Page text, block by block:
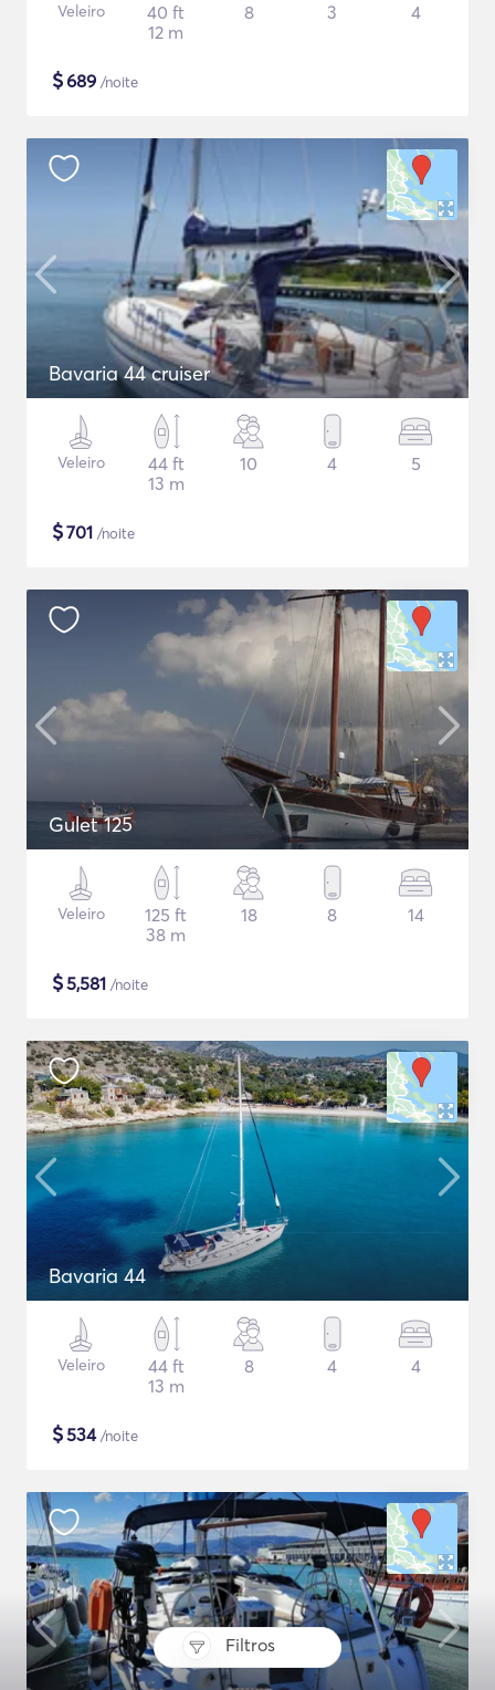
Filtros
Veleiro
40 ft
12 m
8 3 4
$689 /noite
Bavaria 44 cruiser
Veleiro
44 ft
13 m
10 4 5
$701 /noite
Gulet 125
Veleiro
125 ft
38 m
18 8 14
$5,581 /noite
Bavaria 44
Veleiro
44 ft
13 m
8 4 4
$534/noite